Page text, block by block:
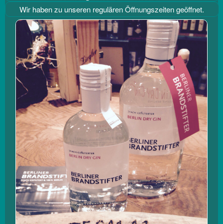
Wir haben zu unseren regulären Öffnungszeiten geöffnet.